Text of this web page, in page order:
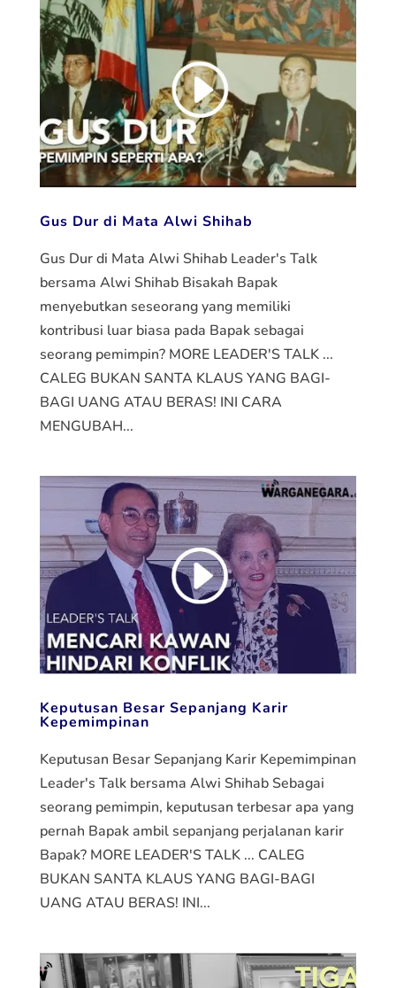
Gus Dur di Mata Alwi Shihab
Gus Dur di Mata Alwi Shihab Leader's Talk
bersama Alwi Shihab Bisakah Bapak
menyebutkan seseorang yang memiliki
kontribusi luar biasa pada Bapak sebagai
seorang pemimpin? MORE LEADER'S TALK ...
CALEG BUKAN SANTA KLAUS YANG BAGI-
BAGI UANG ATAU BERAS! INI CARA
MENGUBAH...
Keputusan Besar Sepanjang Karir
Kepemimpinan
Keputusan Besar Sepanjang Karir Kepemimpinan
Leader's Talk bersama Alwi Shihab Sebagai
seorang pemimpin, keputusan terbesar apa yang
pernah Bapak ambil sepanjang perjalanan karir
Bapak? MORE LEADER'S TALK ... CALEG
BUKAN SANTA KLAUS YANG BAGI-BAGI
UANG ATAU BERAS! INI...